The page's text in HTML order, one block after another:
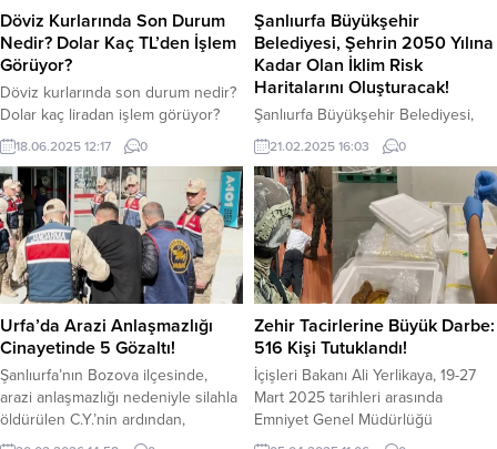
MSB’nin konuya ilişkin açıklamasına
şu ifadeler kullanıldı; “Milli
Savunma...
yatırıldı.Şanlıurfa Büyükşehir
Belediye Başkanı Mehmet Kasım
Gülpınar, Hilvan programı
kapsamında ilk olarak Hilvan...
Döviz Kurlarında Son Durum
Nedir? Dolar Kaç TL’den İşlem
Görüyor?
Döviz kurlarında son durum nedir?
Dolar kaç liradan işlem görüyor?
Euro ne kadar oldu? İşte detaylar…
Döviz kurları yükselişini
sürdürüyor. İsrail-İran çatışmasının
başlamasıyla birlikte döviz kurları
yükselişe geçti. Uluslararası
piyasalardaki risklerin artmasıyla
döviz kurları yükselişini sürdürüyor.
Dolar dün günü 39.46 TL’den
işlem görmeye başlayan dolar,...
18.06.2025 12:17 0
Şanlıurfa Büyükşehir
Belediyesi, Şehrin 2050 Yılına
Kadar Olan İklim Risk
Haritalarını Oluşturacak!
Şanlıurfa Büyükşehir Belediyesi,
Avrupa Birliği tarafından finanse
edilen ve iklim
değişikliğiylemücadeleye yönelik
önemli adımlar atmayı hedefleyen
CLIMAAX ve Pathways2Resilience
projelerininlansmanını
gerçekleştirdi. Şanlıurfa Büyükşehir
Belediye Başkanı Mehmet Kasım
konuşmada, Şanlıurfa Büyükşehir
Belediyesi olarak iklim değişikliği ile
mücadeledegerçekleştirdikleri
çalışmaları anlatarak, “Hep birlikte
daha dirençli, sürdürülebilir ve
21.02.2025 16:03 0
Urfa’da Arazi Anlaşmazlığı
Cinayetinde 5 Gözaltı!
Şanlıurfa’nın Bozova ilçesinde,
arazi anlaşmazlığı nedeniyle silahla
öldürülen C.Y.’nin ardından,
Şanlıurfa İl jandarma Komutanlığı
Zehir Tacirlerine Büyük Darbe:
516 Kişi Tutuklandı!
İçişleri Bakanı Ali Yerlikaya, 19-27
Mart 2025 tarihleri arasında
Emniyet Genel Müdürlüğü
tarafından 71 İlde, Jandarma Genel